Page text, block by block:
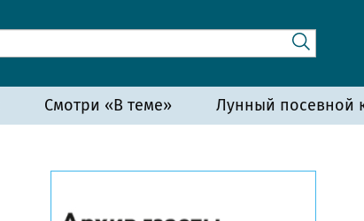
Смотри «В теме» Лунный посевной